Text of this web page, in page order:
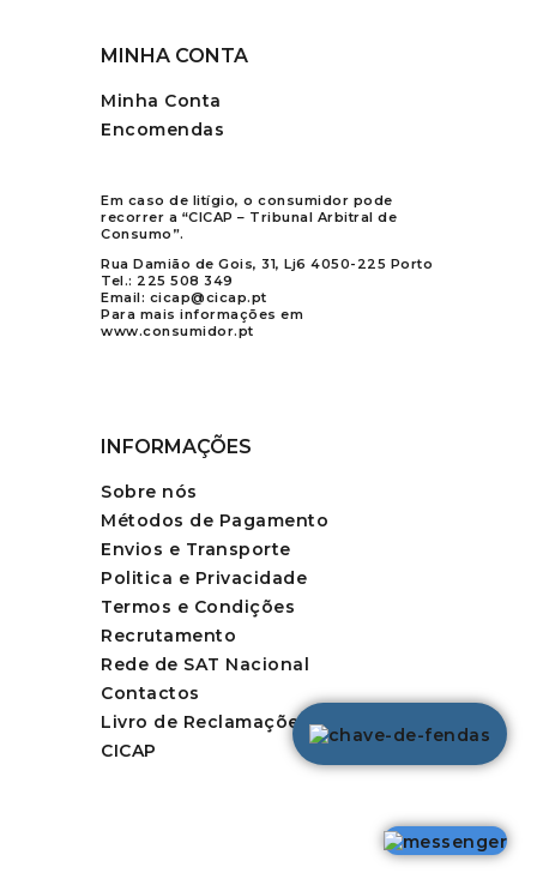
MINHA CONTA
Minha Conta
Encomendas
Em caso de litígio, o consumidor pode
recorrer a “CICAP – Tribunal Arbitral de
Consumo”.
Rua Damião de Gois, 31, Lj6 4050-225 Porto
Tel.: 225 508 349
Email: cicap@cicap.pt
Para mais informações em
www.consumidor.pt
INFORMAÇÕES
Sobre nós
Métodos de Pagamento
Envios e Transporte
Politica e Privacidade
Termos e Condições
Recrutamento
Rede de SAT Nacional
Contactos
Livro de Reclamações
CICAP